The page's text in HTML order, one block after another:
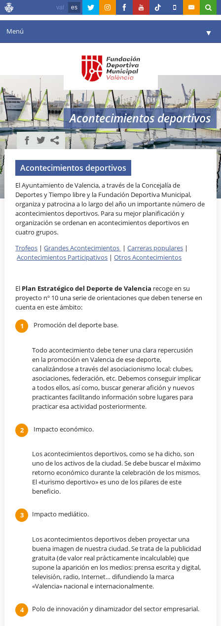
val es
Menú ▼
Instalaciones ▼
Comunicación ▼
Valencia en deporte ▼
Portal de Transparencia
Reservas
Acontecimientos deportivos
Acontecimientos deportivos
El Ayuntamiento de Valencia, a través de la Concejalía de
Deportes y Tiempo libre y la Fundación Deportiva Municipal,
organiza y patrocina a lo largo del año un importante número de
acontecimientos deportivos. Para su mejor planificación y
organización se ordenan en acontecimientos deportivos en
cuatro grupos.
Trofeos |Grandes Acontecimientos |Carreras populares |
Acontecimientos Participativos |Otros Acontecimientos
El Plan Estratégico del Deporte de Valencia recoge en su
proyecto nº 10 una serie de orientaciones que deben tenerse en
cuenta en este ámbito:
Promoción del deporte base.
Todo acontecimiento debe tener una clara repercusión
en la promoción en Valencia de ese deporte,
canalizándose a través del asociacionismo local: clubes,
asociaciones, federación, etc. Debemos conseguir implicar
a todos ellos, así como, buscar generar afición y nuevos
practicantes facilitando información sobre lugares para
practicar esa actividad posteriormente.
Impacto económico.
Los acontecimientos deportivos, como se ha dicho, son
uno de los activos de la ciudad. Se debe buscar el máximo
retorno económico durante la celebración de los mismos.
El «turismo deportivo» es uno de los pilares de este
beneficio.
Impacto mediático.
Los acontecimientos deportivos deben proyectar una
buena imagen de nuestra ciudad. Se trata de la publicidad
gratuita (de valor real prácticamente incalculable) que
supone la aparición en los medios: prensa escrita y digital,
televisión, radio, Internet… difundiendo la marca
«Valencia» nacional e internacionalmente.
Polo de innovación y dinamizador del sector empresarial.